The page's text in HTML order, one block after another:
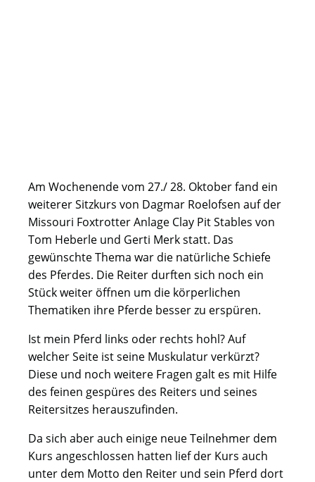
Am Wochenende vom 27./ 28. Oktober fand ein
weiterer Sitzkurs von Dagmar Roelofsen auf der
Missouri Foxtrotter Anlage Clay Pit Stables von
Tom Heberle und Gerti Merk statt. Das
gewünschte Thema war die natürliche Schiefe
des Pferdes. Die Reiter durften sich noch ein
Stück weiter öffnen um die körperlichen
Thematiken ihre Pferde besser zu erspüren.
Ist mein Pferd links oder rechts hohl? Auf
welcher Seite ist seine Muskulatur verkürzt?
Diese und noch weitere Fragen galt es mit Hilfe
des feinen gespüres des Reiters und seines
Reitersitzes herauszufinden.
Da sich aber auch einige neue Teilnehmer dem
Kurs angeschlossen hatten lief der Kurs auch
unter dem Motto den Reiter und sein Pferd dort